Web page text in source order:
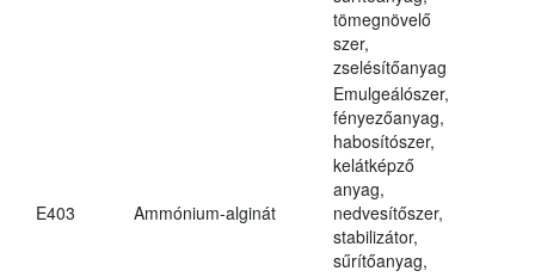
tömegnövelő
szer,
zselésítőanyag
E403 Ammónium-alginát
Emulgeálószer,
fényezőanyag,
habosítószer,
kelátképző
anyag,
nedvesítőszer,
stabilizátor,
sűrítőanyag,